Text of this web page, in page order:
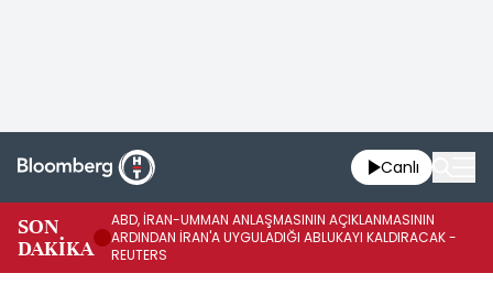
Canlı
SON
DAKİKA
ABD, İRAN-UMMAN ANLAŞMASININ AÇIKLANMASININ
ARDINDAN İRAN'A UYGULADIĞI ABLUKAYI KALDIRACAK -
REUTERS